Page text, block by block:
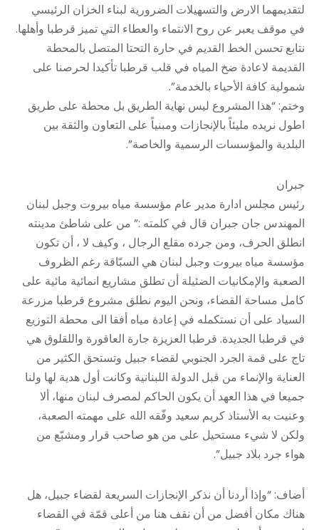
لتقديمهما الارض والتسهيلات الضرورية لبناء الخزان الرئيسي
في موقف يعبر عن روح الانتماء والعطاء التي تميز قرطبا وأهلها.
نتابع تحسن الخط القديم في حارة التحتا المتصل بالمحطة
القديمة لاعادة ضخ المياه في قلب قرطبا تأكيدا لحرصنا على
شمولية كافة الأحياء بالخدمة”.
وختم: “هذا المشروع ليس نهاية الطريق بل محطة على طريق
اطول نريده مليئاً بالإنجازات ومبنياً على التعاون والثقة بين
البلدية والمؤسسات الرسمية والخاصة”.
جبران
رئيس مجلس ادارة مدير عام مؤسسة مياه بيروت وجبل لبنان
المهندس جان جبران قال في كلمته :” من على شاطئ مدينته
انطلق الحرف، ومن جرده مقلع الرجال ، وكيف لا ، أن تكون
مؤسسة مياه بيروت وجبل لبنان هي السبّاقة رغم الظروف
الصعبة والإمكانيات الضئيلة أن تطلق مشاريع انمائية مائية على
كامل مساحة القضاء، ونحن اليوم نطلق مشروع قرطبا مزرعة
السياد على أن نستكمله في إعادة مياه أفقا الى محطة التوزيع
في قرطبا الجديدة. قرطبا العزيزة جارة العاقورة واللقلوق هي
تاج على قمة الجرد الجنوبي لقضاء جبيل وتستحق الكثير من
العناية والإنماء من قبل الدولة اللبنانية وكانت أول هدية لها ولنا
جميعا في هذا العهد أن يكون الحاكم لمصرف لبنان منها، ألا
وعنيت به الأستاذ كريم سعيد وفّقه الله على مهمته الصعبة،
ولكن لا شيء مستحيل على من هو صاحب قرار ومشبّع من
هواء جرد بلاد جبيل”.
أضاف: “وإذا أردنا أن نذكر الإنجازات السريعة لقضاء جبيل، هل
هناك مكان أفضل من أن نقف هنا من أعلى قمّة في القضاء